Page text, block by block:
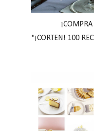
"¡CORTEN! 100